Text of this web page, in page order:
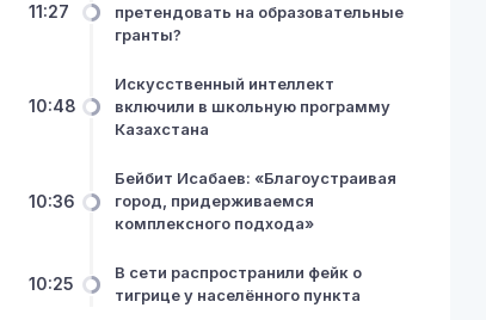
11:27
претендовать на образовательные
гранты?
10:48
Искусственный интеллект
включили в школьную программу
Казахстана
10:36
Бейбит Исабаев: «Благоустраивая
город, придерживаемся
комплексного подхода»
10:25
В сети распространили фейк о
тигрице у населённого пункта